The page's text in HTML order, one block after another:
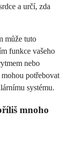
a určí, zda
může tuto
funkce vašeho
nebo
potřebovat
systému.
mnoho